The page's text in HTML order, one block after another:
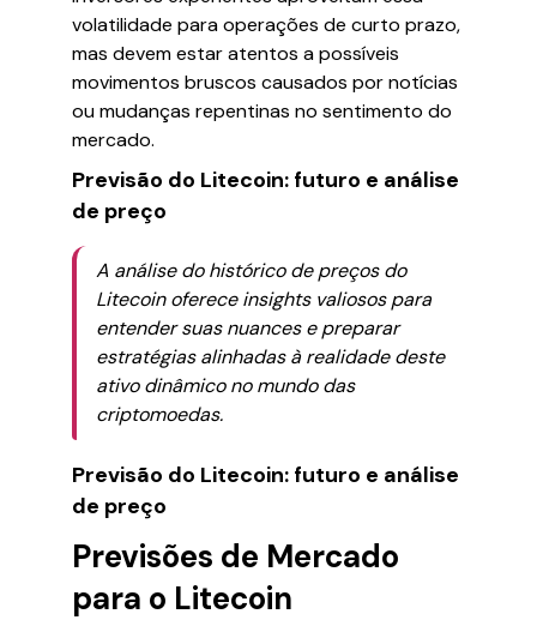
volatilidade para operações de curto prazo,
mas devem estar atentos a possíveis
movimentos bruscos causados por notícias
ou mudanças repentinas no sentimento do
mercado.
Previsão do Litecoin: futuro e análise
de preço
A análise do histórico de preços do
Litecoin oferece insights valiosos para
entender suas nuances e preparar
estratégias alinhadas à realidade deste
ativo dinâmico no mundo das
criptomoedas.
Previsão do Litecoin: futuro e análise
de preço
Previsões de Mercado
para o Litecoin